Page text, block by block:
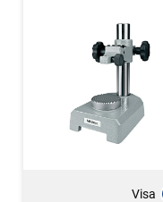
Visa